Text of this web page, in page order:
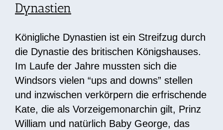
Dynastien
Königliche Dynastien ist ein Streifzug durch
die Dynastie des britischen Königshauses.
Im Laufe der Jahre mussten sich die
Windsors vielen “ups and downs” stellen
und inzwischen verkörpern die erfrischende
Kate, die als Vorzeigemonarchin gilt, Prinz
William und natürlich Baby George, das